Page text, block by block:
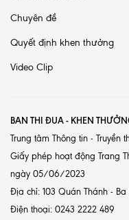
Chuyên đề
Quyết định khen thưởng
Video Clip
BAN THI ĐUA - KHEN
Trung tâm Thông tin - Truyền
Giấy phép hoạt động Trang
ngày 05/06/2023
Địa chỉ: 103 Quán Thánh -
Điện thoại: 0243 2222 489